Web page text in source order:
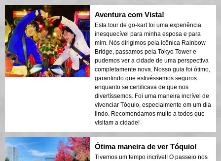
Aventura com Vista!
Esta tour de go-kart foi uma experiência
inesquecível para minha esposa e para
mim. Nós dirigimos pela icônica Rainbow
Bridge, passamos pela Tokyo Tower e
pudemos ver a cidade de uma perspectiva
completamente nova. Nosso guia foi ótimo,
garantindo que estivéssemos seguros
enquanto se certificava de que nos
divertíssemos. Foi uma maneira incrível de
vivenciar Tóquio, especialmente em um dia
lindo. Recomendamos muito a todos que
visitam a cidade!
Ótima maneira de ver Tóquio!
Tivemos um tempo incrível! O passeio nos